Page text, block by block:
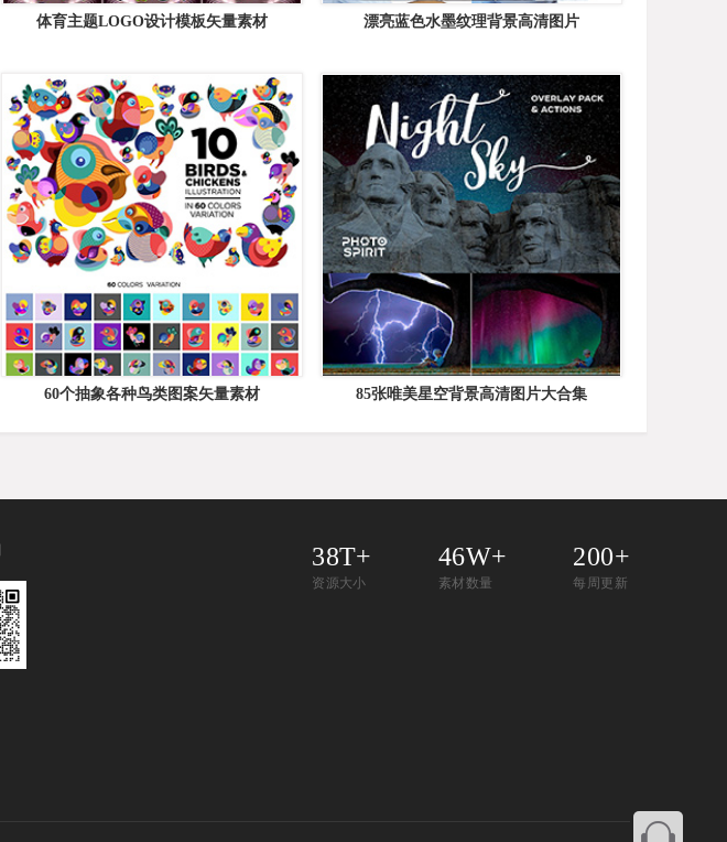
体育主题LOGO设计模板矢量素材 漂亮蓝色水墨纹理背景高清图片
60个抽象各种鸟类图案矢量素材 85张唯美星空背景高清图片大合集
38T+
资源大小
46W+
素材数量
200+
每周更新